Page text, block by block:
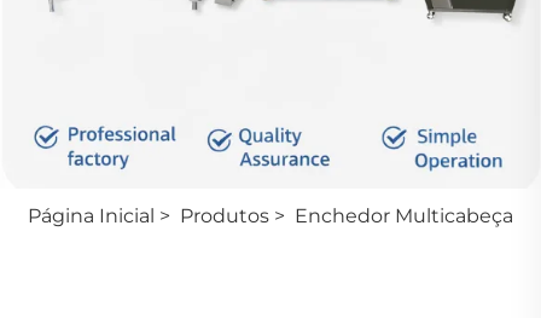
Página Inicial > Produtos > Enchedor Multicabeça